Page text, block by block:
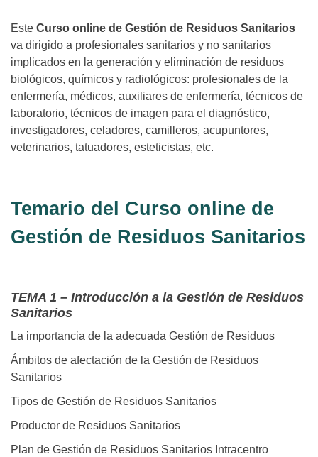
Este Curso online de Gestión de Residuos Sanitarios
va dirigido a profesionales sanitarios y no sanitarios
implicados en la generación y eliminación de residuos
biológicos, químicos y radiológicos: profesionales de la
enfermería, médicos, auxiliares de enfermería, técnicos de
laboratorio, técnicos de imagen para el diagnóstico,
investigadores, celadores, camilleros, acupuntores,
veterinarios, tatuadores, esteticistas, etc.
Temario del Curso online de
Gestión de Residuos Sanitarios
TEMA 1 – Introducción a la Gestión de Residuos
Sanitarios
La importancia de la adecuada Gestión de Residuos
Ámbitos de afectación de la Gestión de Residuos
Sanitarios
Tipos de Gestión de Residuos Sanitarios
Productor de Residuos Sanitarios
Plan de Gestión de Residuos Sanitarios Intracentro